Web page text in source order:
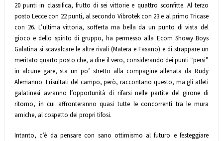
20 punti in classifica, frutto di sei vittorie e quattro sconfitte. Al terzo
posto Lecce con 22 punti, al secondo Vibrotek con 23 e al primo Tricase
con 26. L’ultima vittoria, sofferta ma bella da un punto di vista del
gioco e dello spirito di gruppo, ha permesso alla Ecom Showy Boys
Galatina si scavalcare le altre rivali (Matera e Fasano) e di strappare un
meritato quarto posto che, a dire il vero, considerando dei punti “persi”
in alcune gare, sta un po’ stretto alla compagine allenata da Rudy
Alemanno. I risultati del campo, però, raccontano questo, ma gli atleti
galatinesi avranno l’opportunità di rifarsi nelle partite del girone di
ritorno, in cui affronteranno quasi tutte le concorrenti tra le mura
amiche, al cospetto dei propri tifosi.
Intanto, c’è da pensare con sano ottimismo al futuro e festeggiare